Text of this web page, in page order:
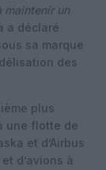
maintenir un
a déclaré
sa marque
des
plus
une flotte de
et d’Airbus
d’avions à